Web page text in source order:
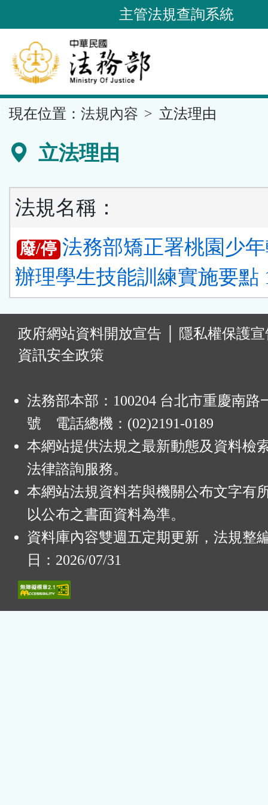
到
要
內
容
區
主管法規查詢系統
現在位置： 法規內容 立法理由
立法理由
法規名稱：
廢/停 法務部矯正署桃園少
辦理學生技能訓練實施要點
政府網站資料開放宣告
隱私權保護
資訊安全政策
法務部本部：100204 台北市重慶南路
號 電話總機：(02)2191-0189
本網站提供法規之最新動態及資料檢
法律諮詢服務。
本網站法規資料若與機關公布文字有
以公布之書面資料為準。
資料庫內容雙週五定期更新，法規整
日：2026/07/31